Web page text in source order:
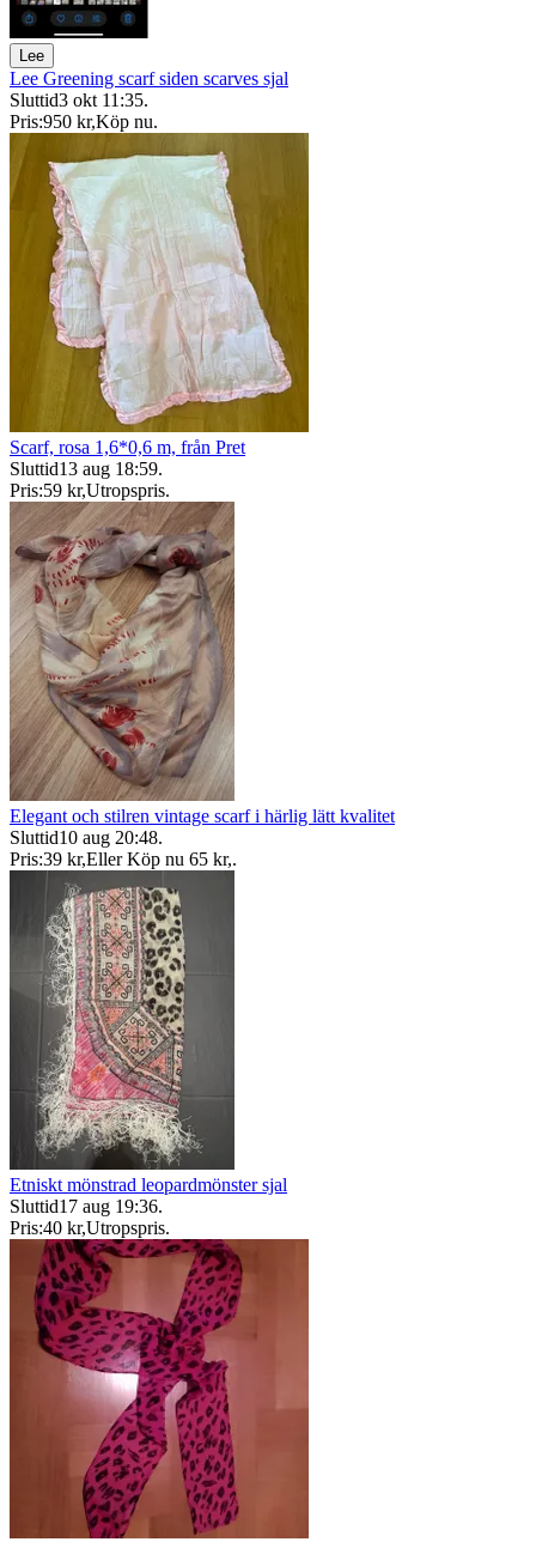
Lee
Lee Greening scarf siden scarves sjal
Sluttid3 okt 11:35.
Pris:950 kr,Köp nu.
Scarf, rosa 1,6*0,6 m, från Pret
Sluttid13 aug 18:59.
Pris:59 kr,Utropspris.
Elegant och stilren vintage scarf i härlig lätt kvalitet
Sluttid10 aug 20:48.
Pris:39 kr,Eller Köp nu 65 kr,.
Etniskt mönstrad leopardmönster sjal
Sluttid17 aug 19:36.
Pris:40 kr,Utropspris.